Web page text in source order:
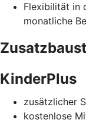
Flexibilität in
monatliche
KinderPlus
zusätzlicher
kostenlose